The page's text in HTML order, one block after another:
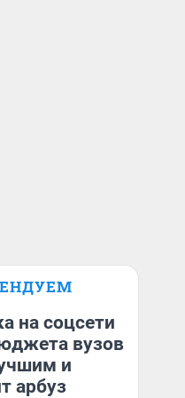
на соцсети
вузов
и
арбуз